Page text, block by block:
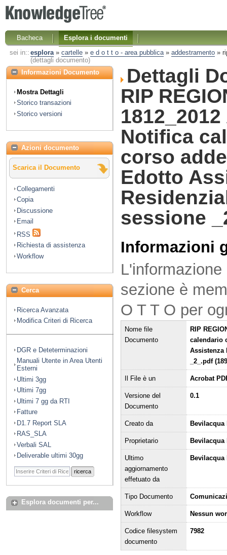
Bacheca
Esplora i documenti
sei in:: esplora» cartelle» e d o t t o - area pubblica» addestramento»
(dettagli documento)
Informazioni Documento
Mostra Dettagli
Storico transazioni
Storico versioni
Azioni documento
Scarica il Documento
Collegamenti
Copia
Discussione
Email
RSS
Richiesta di assistenza
Workflow
Cerca
Ricerca Avanzata
Modifica Criteri di Ricerca
DGR e Deteterminazioni
Manuali Utente in Area Utenti
Esterni
Ultimi 3gg
Ultimi 7gg
Ultimi 7 gg da RTI
Fatture
D1.7 Report SLA
RAS_SLA
Verbali SAL
Deliverable ultimi 30gg
ricerca
Esplora documenti per...
Dettagli
RIP
Notifica
corso
Edotto
sessione
Informazioni
sezione è
O T T O per
Nome file
Documento
RIP
calendario
Assistenza
_2_.pdf
Il File è un Acrobat
Versione del
Documento
0.1
Creato da Bevilacqua
Proprietario Bevilacqua
Ultimo
aggiornamento
effetuato da
Bevilacqua
Tipo Documento
Workflow Nessun
Codice filesystem
documento
7982